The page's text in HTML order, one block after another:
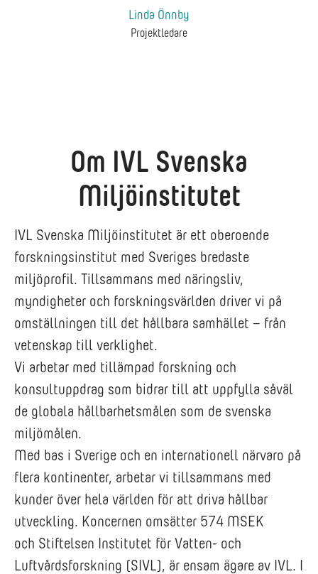
Linda Önnby
Projektledare
Om IVL Svenska
Miljöinstitutet
IVL Svenska Miljöinstitutet är ett oberoende
forskningsinstitut med Sveriges bredaste
miljöprofil. Tillsammans med näringsliv,
myndigheter och forskningsvärlden driver vi på
omställningen till det hållbara samhället – från
vetenskap till verklighet.
Vi arbetar med tillämpad forskning och
konsultuppdrag som bidrar till att uppfylla såväl
de globala hållbarhetsmålen som de svenska
miljömålen.
Med bas i Sverige och en internationell närvaro på
flera kontinenter, arbetar vi tillsammans med
kunder över hela världen för att driva hållbar
utveckling. Koncernen omsätter 574 MSEK
och Stiftelsen Institutet för Vatten- och
Luftvårdsforskning (SIVL), är ensam ägare av IVL. I